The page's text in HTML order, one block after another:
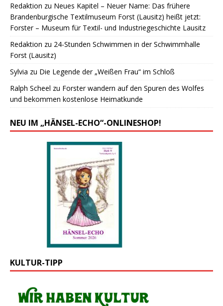
Redaktion zu Neues Kapitel – Neuer Name: Das frühere
Brandenburgische Textilmuseum Forst (Lausitz) heißt jetzt:
Forster – Museum für Textil- und Industriegeschichte Lausitz
Redaktion zu 24-Stunden Schwimmen in der Schwimmhalle
Forst (Lausitz)
Sylvia zu Die Legende der „Weißen Frau“ im Schloß
Ralph Scheel zu Forster wandern auf den Spuren des Wolfes
und bekommen kostenlose Heimatkunde
NEU IM „HÄNSEL-ECHO“-ONLINESHOP!
KULTUR-TIPP